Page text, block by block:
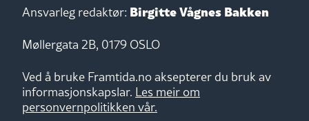
Ansvarleg redaktør: Birgitte Vågnes Bakken
Møllergata 2B, 0179 OSLO
Ved å bruke Framtida.no aksepterer du bruk av
informasjonskapslar. Les meir om
personvernpolitikken vår.